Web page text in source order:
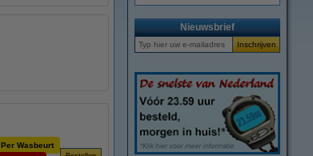
Per Wasbeurt
Nieuwsbrief